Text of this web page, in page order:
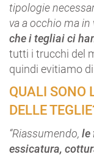
tipologie
va a occhio ma
che i tegliai ci
tutti i trucchi del
quindi evitiamo
QUALI SONO
DELLE
“Riassumendo, le
essicatura,